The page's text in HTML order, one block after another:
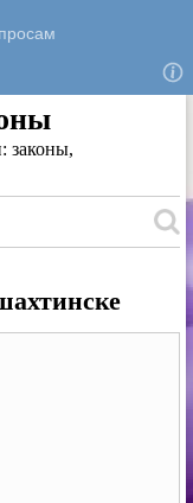
законы,
по сайту: rk-